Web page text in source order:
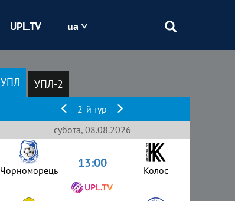
Кривбас
Оболонь
UPL.TV ua
УПЛ УПЛ-2
2-й тур
субота, 08.08.2026
Чорноморець 13:00 Колос